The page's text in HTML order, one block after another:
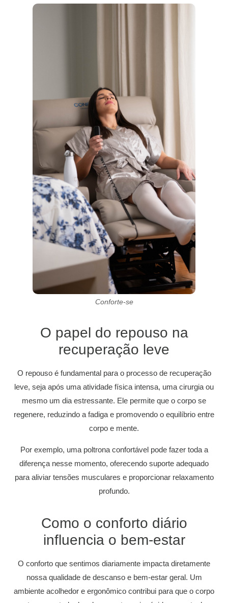
Conforte-se
O papel do repouso na
recuperação leve
O repouso é fundamental para o processo de recuperação
leve, seja após uma atividade física intensa, uma cirurgia ou
mesmo um dia estressante. Ele permite que o corpo se
regenere, reduzindo a fadiga e promovendo o equilíbrio entre
corpo e mente.
Por exemplo, uma poltrona confortável pode fazer toda a
diferença nesse momento, oferecendo suporte adequado
para aliviar tensões musculares e proporcionar relaxamento
profundo.
Como o conforto diário
influencia o bem-estar
O conforto que sentimos diariamente impacta diretamente
nossa qualidade de descanso e bem-estar geral. Um
ambiente acolhedor e ergonômico contribui para que o corpo